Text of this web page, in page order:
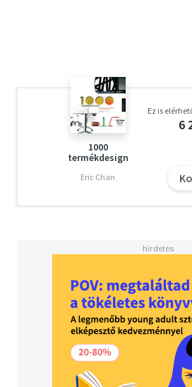
1000
termékdesign
Eric Chan
Ez is
6